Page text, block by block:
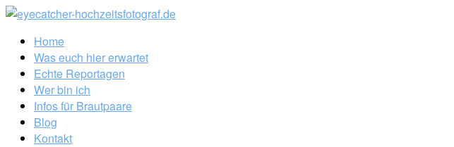
Home
Was euch hier erwartet
Echte Reportagen
Wer bin ich
Infos für Brautpaare
Blog
Kontakt